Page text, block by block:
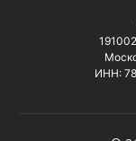
ИНН: